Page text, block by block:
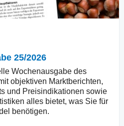
25/2026
Wochenausgabe des
objektiven Marktberichten,
und Preisindikationen sowie
alles bietet, was Sie für
benötigen.